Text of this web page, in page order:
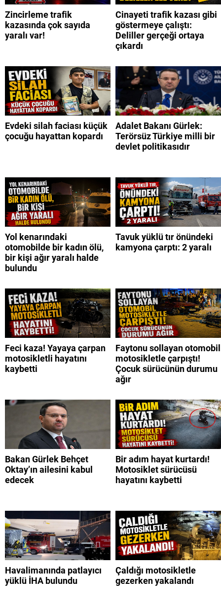
Zincirleme trafik
kazasında çok sayıda
yaralı var!
Cinayeti trafik kazası gibi
göstermeye çalıştı:
Deliller gerçeği ortaya
çıkardı
Evdeki silah faciası küçük
çocuğu hayattan kopardı
Adalet Bakanı Gürlek:
Terörsüz Türkiye milli bir
devlet politikasıdır
Yol kenarındaki
otomobilde bir kadın ölü,
bir kişi ağır yaralı halde
bulundu
Tavuk yüklü tır önündeki
kamyona çarptı: 2 yaralı
Feci kaza! Yayaya çarpan
motosikletli hayatını
kaybetti
Faytonu sollayan otomobil
motosikletle çarpıştı!
Çocuk sürücünün durumu
ağır
Bakan Gürlek Behçet
Oktay’ın ailesini kabul
edecek
Bir adım hayat kurtardı!
Motosiklet sürücüsü
hayatını kaybetti
Havalimanında patlayıcı
yüklü İHA bulundu
Çaldığı motosikletle
gezerken yakalandı